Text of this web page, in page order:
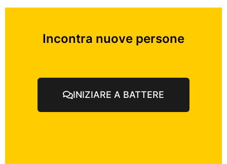
Incontra nuove persone
INIZIARE A BATTERE